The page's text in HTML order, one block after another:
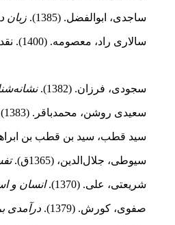
ساجدی، ابوالفضل. (1385). زبان
سالاری راد، معصومه. (1400). نقد نظریۀ عرفی‌بودن زبان قرآن با تأکید بر دیدگاه خاص علامه طباطبایی.
سجودی، فرزان. (1382).
سعیدی روشن، محمدباقر. (1383).
سید قطب، سید بن قطب بن ابراهیم
سیوطی، جلال‌الدین، (1365ق).
شریعتی، علی. (1370). انسان و
صفوی، کورش. (1379). درآمدی